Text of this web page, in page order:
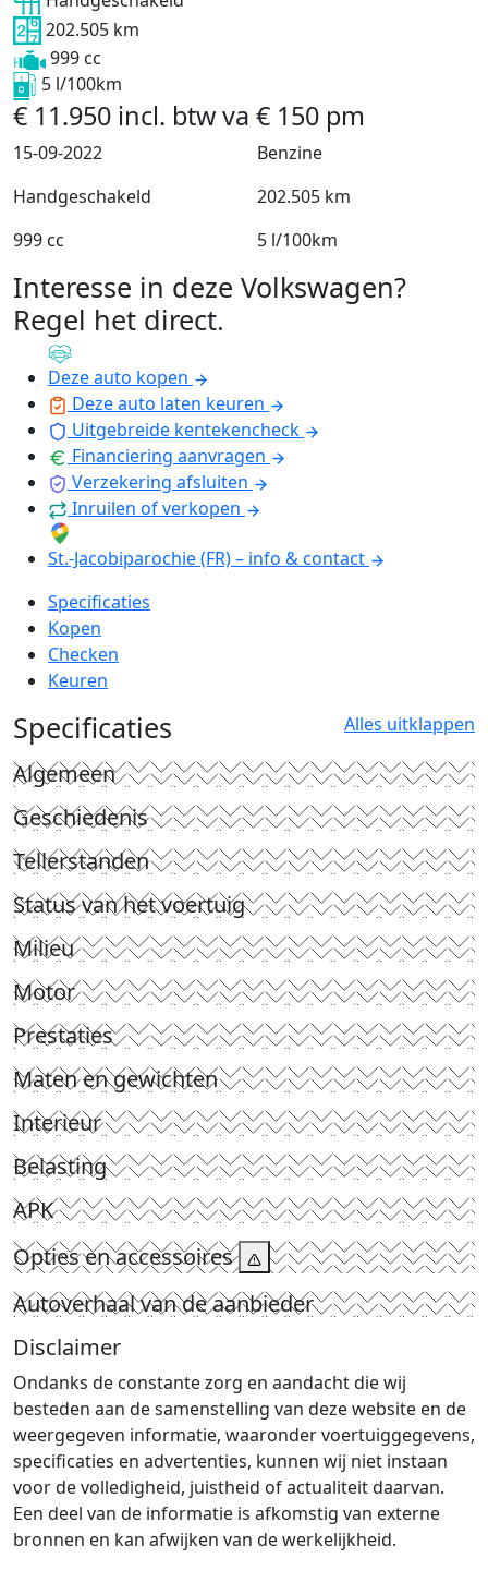
202.505 km
999 cc
5 l/100km
€ 11.950 incl. btwva € 150 pm
15-09-2022
Benzine
Handgeschakeld
202.505 km
999 cc
5 l/100km
Interesse in deze Volkswagen?
Regel het direct.
Deze auto kopen
Deze auto laten keuren
Uitgebreide kentekencheck
Financiering aanvragen
Verzekering afsluiten
Inruilen of verkopen
St.-Jacobiparochie (FR) – info & contact
Specificaties
Kopen
Checken
Keuren
Specificaties Alles uitklappen
Algemeen
Geschiedenis
Tellerstanden
Status van het voertuig
Milieu
Motor
Prestaties
Maten en gewichten
Interieur
Belasting
APK
Opties en accessoires
Autoverhaal van de aanbieder
Disclaimer
Ondanks de constante zorg en aandacht die wij
besteden aan de samenstelling van deze website en de
weergegeven informatie, waaronder voertuiggegevens,
specificaties en advertenties, kunnen wij niet instaan
voor de volledigheid, juistheid of actualiteit daarvan.
Een deel van de informatie is afkomstig van externe
bronnen en kan afwijken van de werkelijkheid.